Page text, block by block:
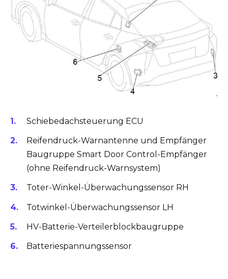
Schiebedachsteuerung ECU
Reifendruck-Warnantenne und Empfänger
Baugruppe Smart Door Control-Empfänger
(ohne Reifendruck-Warnsystem)
Toter-Winkel-Überwachungssensor RH
Totwinkel-Überwachungssensor LH
HV-Batterie-Verteilerblockbaugruppe
Batteriespannungssensor